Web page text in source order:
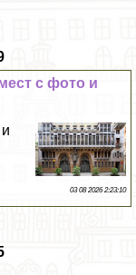
с фото и
03 08 2026 2:23:10